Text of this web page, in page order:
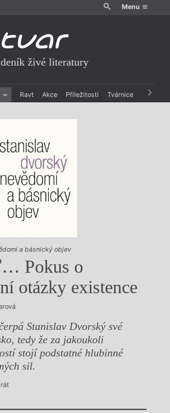
Menu
živé literatury
Ravt Akce Příležitosti Tvárnice Archiv
a básnický objev
Pokus o
otázky existence
Stanislav Dvorský své
tedy že za jakoukoli
stojí podstatné hlubinné
sil.